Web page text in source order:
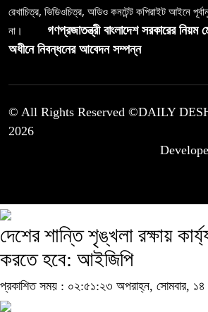
রেখাচিত্র, ভিডিওচিত্র, অডিও কনটেন্ট কপিরাইট আইনে
না।
গণপ্রজাতন্ত্রী বাংলাদেশ সরকারের নিয়ম
অধীনে নিবন্ধনের আবেদন সম্পন্ন
© All Rights Reserved ©DAILY
2026
দেশের শান্তি শৃঙ্খলা রক্ষায়
করতে হবে: আইজিপি
প্রকাশিত সময় : ০২:৫১:২৩ অপরাহ্ন, সোমবার,